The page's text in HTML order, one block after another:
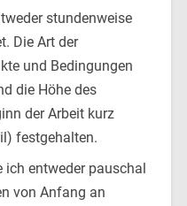
stundenweise
Die Art der
und Bedingungen
die Höhe des
der Arbeit kurz
festgehalten.
ich entweder pauschal
von Anfang an